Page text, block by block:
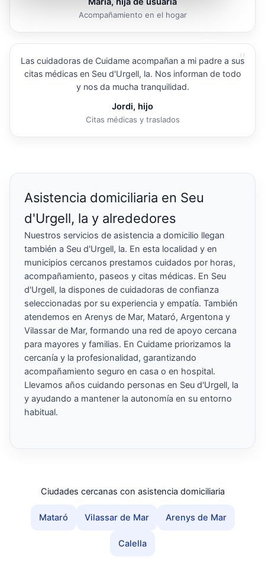
Acompañamiento en el hogar
“
Las cuidadoras de Cuidame acompañan a mi padre a sus
citas médicas en Seu d'Urgell, la. Nos informan de todo
y nos da mucha tranquilidad.
Jordi, hijo
Citas médicas y traslados
Asistencia domiciliaria en Seu
d'Urgell, la y alrededores
Nuestros servicios de asistencia a domicilio llegan
también a Seu d'Urgell, la. En esta localidad y en
municipios cercanos prestamos cuidados por horas,
acompañamiento, paseos y citas médicas. En Seu
d'Urgell, la dispones de cuidadoras de confianza
seleccionadas por su experiencia y empatía. También
atendemos en Arenys de Mar, Mataró, Argentona y
Vilassar de Mar, formando una red de apoyo cercana
para mayores y familias. En Cuidame priorizamos la
cercanía y la profesionalidad, garantizando
acompañamiento seguro en casa o en hospital.
Llevamos años cuidando personas en Seu d'Urgell, la
y ayudando a mantener la autonomía en su entorno
habitual.
Ciudades cercanas con asistencia domiciliaria
Mataró Vilassar de Mar Arenys de Mar
Calella